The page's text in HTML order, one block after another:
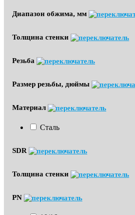
Диапазон обжима, мм
Толщина стенки
Резьба
Размер резьбы, дюймы
Материал
Сталь
SDR
Толщина стенки
PN